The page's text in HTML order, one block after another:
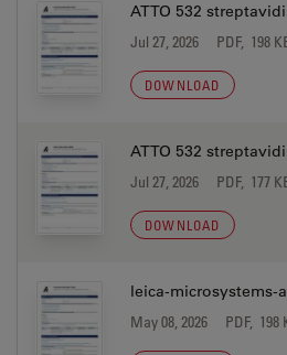
ATTO 532
Jul 27, 2026 PDF, 198
DOWNLOAD
ATTO 532
Jul 27, 2026 PDF, 177
DOWNLOAD
leica-microsystems-
May 08, 2026 PDF, 198